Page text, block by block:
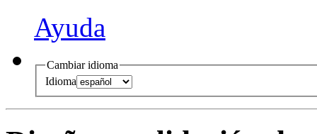
Ayuda
Cambiar idioma
Idioma